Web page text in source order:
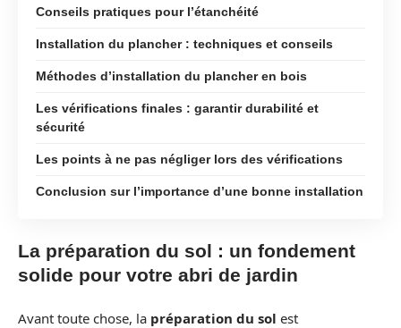
Conseils pratiques pour l’étanchéité
Installation du plancher : techniques et conseils
Méthodes d’installation du plancher en bois
Les vérifications finales : garantir durabilité et
sécurité
Les points à ne pas négliger lors des vérifications
Conclusion sur l’importance d’une bonne installation
La préparation du sol : un fondement
solide pour votre abri de jardin
Avant toute chose, la préparation du sol est